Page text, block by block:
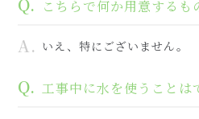
こちらで何か用意するも
いえ、特にございません。
工事中に水を使うことは